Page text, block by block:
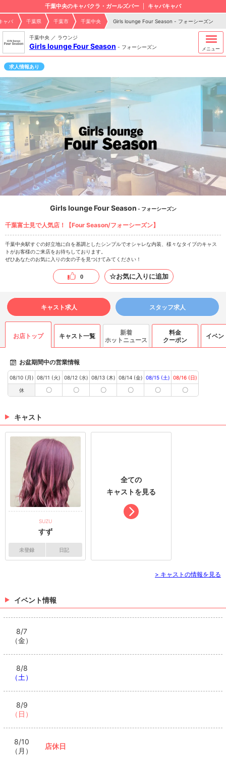
千葉中央のキャバクラ・ガールズバー キャバキャバ
ャバ 千葉県 千葉市 千葉中央 Girls lounge Four Season - フォーシーズン
千葉中央 ／ ラウンジ
Girls lounge Four Season - フォーシーズン メニュー
求人情報あり
Girls lounge Four Season - フォーシーズン
千葉富士見で人気店！【Four Season/フォーシーズン】
千葉中央駅すぐの好立地に白を基調としたシンプルでオシャレな内装、様々なタイプのキャス
トがお客様のご来店をお待ちしております。
ぜひあなたのお気に入りの女の子を見つけてみてください！
0 ☆お気に入りに追加
キャスト求人 スタッフ求人
お店トップ キャスト一覧
新着
ホットニュース
料金
クーポン
イベン
お盆期間中の営業情報
08/10 (月)
休
08/11 (火)
〇
08/12 (水)
〇
08/13 (木)
〇
08/14 (金)
〇
08/15 (土)
〇
08/16 (日)
〇
キャスト
SUZU
すず
未登録 日記
全ての
キャストを見る
> キャストの情報を見る
イベント情報
8/7
（金）
8/8
（土）
8/9
（日）
8/10
（月）
店休日